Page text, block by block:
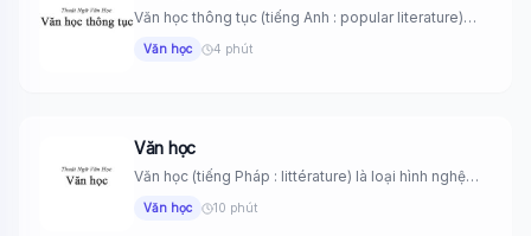
Văn học thông tục (tiếng Anh : popular literature)
Văn học 4 phút
Văn học
Văn học (tiếng Pháp : littérature) là loại hình nghệ
Văn học 10 phút